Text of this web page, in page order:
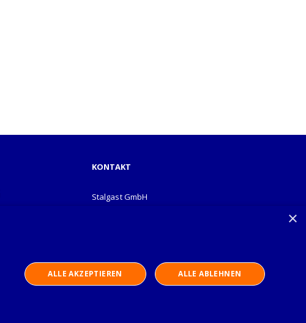
KONTAKT
Stalgast GmbH
×
ALLE AKZEPTIEREN ALLE ABLEHNEN